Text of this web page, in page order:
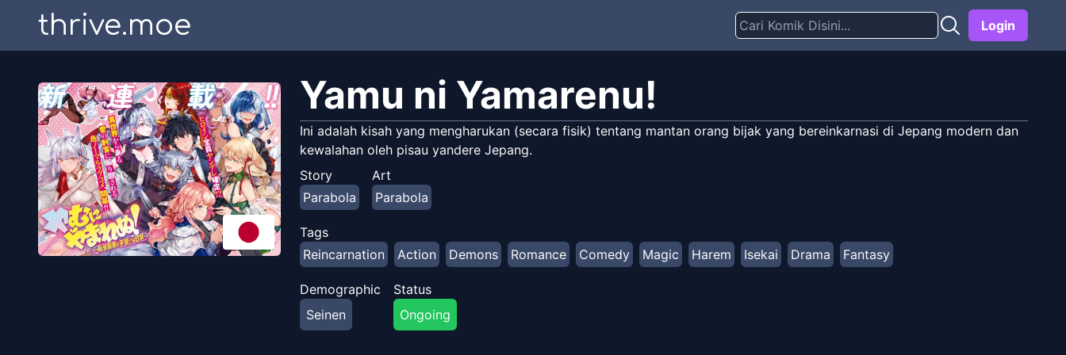
thrive.moe Login
Yamu ni Yamarenu!
Ini adalah kisah yang mengharukan (secara fisik) tentang mantan orang bijak yang bereinkarnasi di Jepang modern dan
kewalahan oleh pisau yandere Jepang.
Story
Parabola
Art
Parabola
Tags
Reincarnation
Action Demons Romance Comedy Magic Harem Isekai Drama Fantasy
Demographic
Seinen
Status
Ongoing